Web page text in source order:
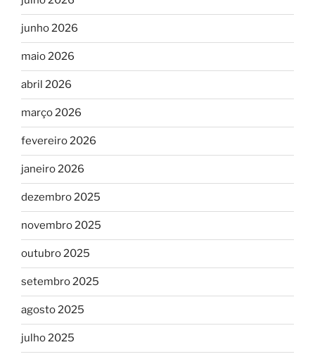
junho 2026
maio 2026
abril 2026
março 2026
fevereiro 2026
janeiro 2026
dezembro 2025
novembro 2025
outubro 2025
setembro 2025
agosto 2025
julho 2025